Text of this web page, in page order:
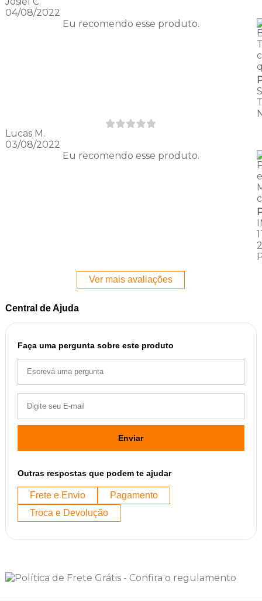
04/08/2022
Eu recomendo esse produto.
Lucas M.
03/08/2022
Eu recomendo esse produto.
Ver mais avaliações
Central de Ajuda
Faça uma pergunta sobre este produto
Enviar
Outras respostas que podem te ajudar
Frete e Envio
Pagamento
Troca e Devolução